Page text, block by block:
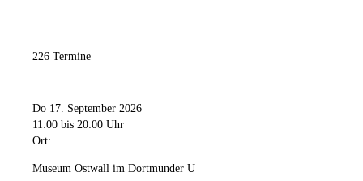
226 Termine
Do 17. September 2026
11:00 bis 20:00 Uhr
Ort:
Museum Ostwall im Dortmunder U